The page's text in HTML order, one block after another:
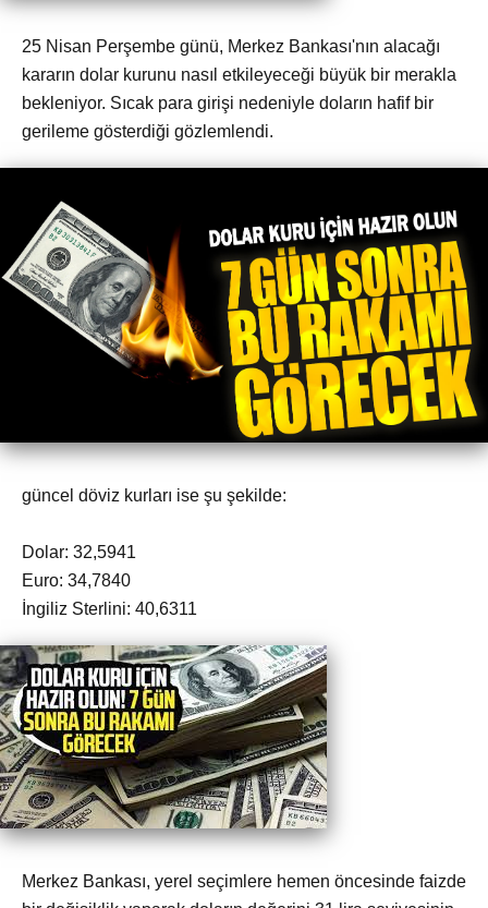
25 Nisan Perşembe günü, Merkez Bankası'nın alacağı
kararın dolar kurunu nasıl etkileyeceği büyük bir merakla
bekleniyor. Sıcak para girişi nedeniyle doların hafif bir
gerileme gösterdiği gözlemlendi.
güncel döviz kurları ise şu şekilde:
Dolar: 32,5941
Euro: 34,7840
İngiliz Sterlini: 40,6311
Merkez Bankası, yerel seçimlere hemen öncesinde faizde